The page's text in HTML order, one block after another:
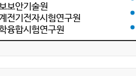
보안기술원
전기전자시험연구원
융합시험연구원